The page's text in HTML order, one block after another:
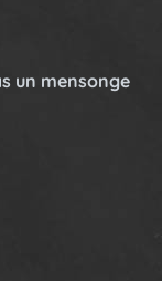
un mensonge